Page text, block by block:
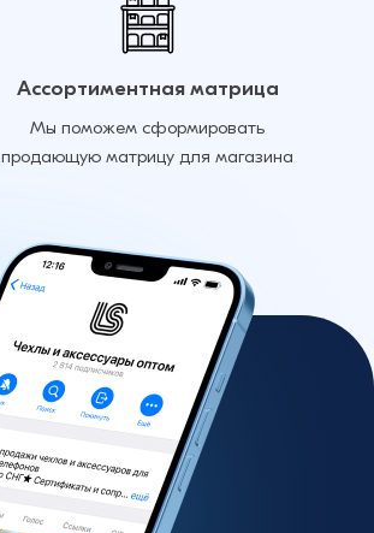
Ассортиментная матрица
Мы поможем сформировать
продающую матрицу для магазина